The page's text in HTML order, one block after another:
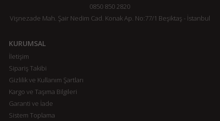
0850 850 2820
Vişnezade Mah. Şair Nedim Cad. Konak Ap. No:77/1 Beşiktaş - İstanbul
KURUMSAL
İletişim
Sipariş Takibi
Gizlilik ve Kullanım Şartları
Kargo ve Taşıma Bilgileri
Garanti ve İade
Sistem Toplama